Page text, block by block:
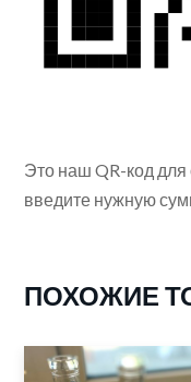
Это наш QR-код для
введите нужную
ПОХОЖИЕ